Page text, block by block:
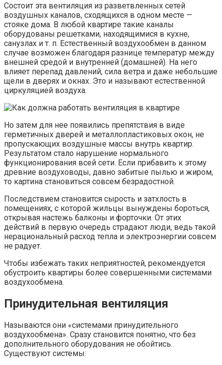
Состоит эта вентиляция из разветвленных сетей
воздушных каналов, сходящихся в одном месте —
стояке дома. В любой квартире такие каналы
оборудованы решетками, находящимися в кухне,
санузлах и т. п. Естественный воздухообмен в данном
случае возможен благодаря разнице температур между
внешней средой и внутренней (домашней). На него
влияет перепад давлений, сила ветра и даже небольшие
щели в дверях и окнах. Это и называют естественной
циркуляцией воздуха.
Но затем для нее появились препятствия в виде
герметичных дверей и металлопластиковых окон, не
пропускающих воздушные массы внутрь квартир.
Результатом стало нарушение нормального
функционирования всей сети. Если прибавить к этому
древние воздуховоды, давно забитые пылью и жиром,
то картина становиться совсем безрадостной.
Последствием становится сырость и затхлость в
помещениях, с которой жильцы вынуждены бороться,
открывая настежь балконы и форточки. От этих
действий в первую очередь страдают люди, ведь такой
нерациональный расход тепла и электроэнергии совсем
не радует.
Чтобы избежать таких неприятностей, рекомендуется
обустроить квартиры более совершенными системами
воздухообмена.
Принудительная вентиляция
Называются они «системами принудительного
воздухообмена». Сразу становится понятно, что без
дополнительного оборудования не обойтись.
Существуют системы: